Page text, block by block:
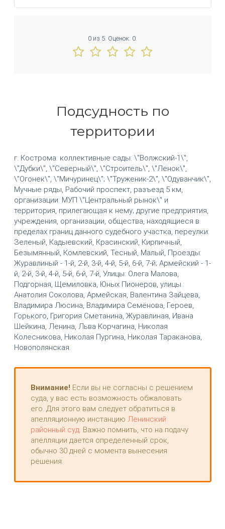
0 из 5. Оценок: 0
Подсудность по
территории
г. Кострома: коллективные сады: \"Волжский-1\",
\"Дубки\", \"Северный\", \"Строитель\", \"Ленок\",
\"Огонек\", \"Мичуринец\"; \"Труженик-2\", \"Одуванчик\",
Мучные ряды, Рабочий проспект, разъезд 5 км,
организации: МУП \"Центральный рынок\" и
территория, прилегающая к нему; другие предприятия,
учреждения, организации, общества, находящиеся в
пределах границ данного судебного участка, переулки:
Зеленый, Кадыевский, Красинский, Кирпичный,
Безымянный, Комлевский, Тесный, Малый, Проезды:
Журавлиный - 1-й, 2-й, 3-й, 4-й, 5-й, 6-й, 7-й; Армейский - 1-
й, 2-й, 3-й, 4-й, 5-й, 6-й, 7-й, Улицы: Олега Малова,
Подгорная, Щемиловка, Юных Пионеров, улицы.:
Анатолия Соколова, Армейская, Валентина Зайцева,
Владимира Люсина, Владимира Семёнова, Героев,
Горького, Григория Сметанина, Журавлиная, Ивана
Шейкина, Ленина, Льва Корчагина, Николая
Колесникова, Николая Пургина, Николая Тараканова,
Новополянская.
Внимание! Если вы не согласны с решением
суда, у вас есть возможность обжаловать
его. Для этого вам следует обратиться в
апелляционную инстанцию Ленинский
районный суд. Важно помнить, что на подачу
апелляции дается определенный срок,
обычно 30 дней с момента вынесения
решения.